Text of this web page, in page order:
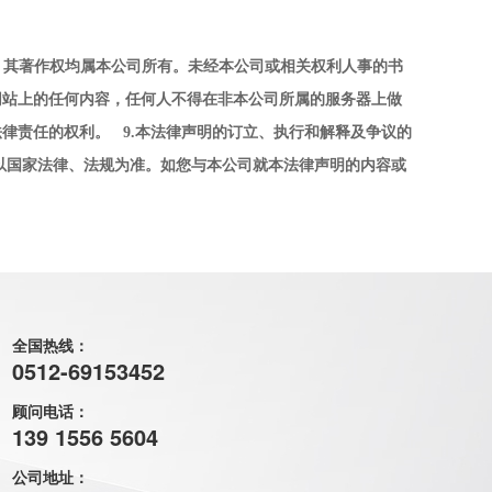
著作权均属本公司所有。未经本公司或相关权利人事的书
上的任何内容，任何人不得在非本公司所属的服务器上做
责任的权利。
9.本法律声明的订立、执行和解释及争议的
国家法律、法规为准。如您与本公司就本法律声明的内容或
全国热线：
0512-69153452
顾问电话：
139 1556 5604
公司地址：